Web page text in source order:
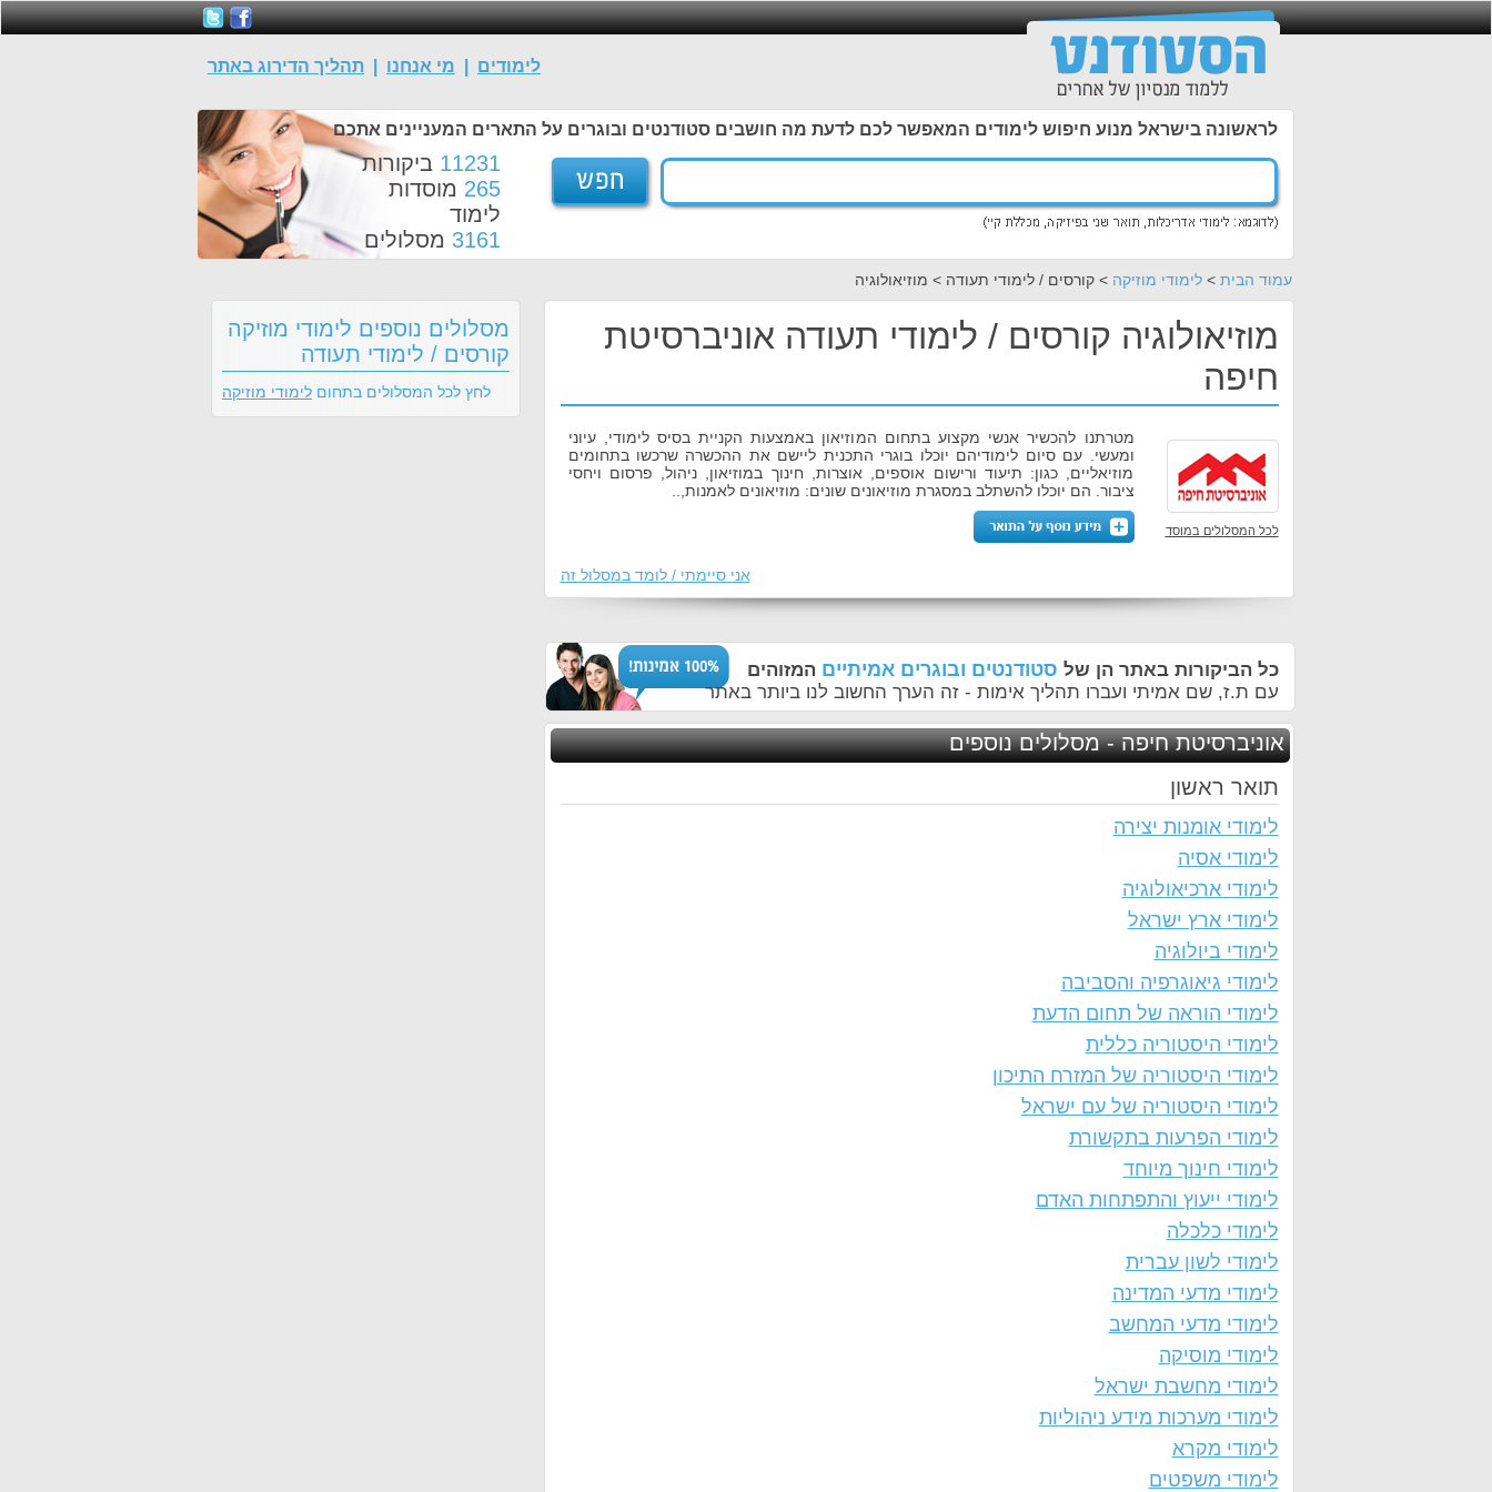
לימודים מי אנחנו תהליך הדירוג באתר
לראשונה בישראל מנוע חיפוש לימודים המאפשר לכם לדעת מה חושבים סטודנטים ובוגרים על התארים המעניינים אתכם
11231 ביקורות
265 מוסדות
לימוד
3161 מסלולים
עמוד הבית >לימודי מוזיקה > קורסים / לימודי תעודה > מוזיאולוגיה
מוזיאולוגיה קורסים / לימודי תעודה אוניברסיטת
חיפה
לכל המסלולים במוסד
מטרתנו להכשיר אנשי מקצוע בתחום המוזיאון באמצעות הקניית בסיס לימודי, עיוני
ומעשי. עם סיום לימודיהם יוכלו בוגרי התכנית ליישם את ההכשרה שרכשו בתחומים
מוזיאליים, כגון: תיעוד ורישום אוספים, אוצרות, חינוך במוזיאון, ניהול, פרסום ויחסי
ציבור. הם יוכלו להשתלב במסגרת מוזיאונים שונים: מוזיאונים לאמנות,..
אני סיימתי / לומד במסלול זה
כל הביקורות באתר הן של סטודנטים ובוגרים אמיתיים המזוהים
עם ת.ז, שם אמיתי ועברו תהליך אימות - זה הערך החשוב לנו ביותר באתר
אוניברסיטת חיפה - מסלולים נוספים
תואר ראשון
לימודי אומנות יצירה
לימודי אסיה
לימודי ארכיאולוגיה
לימודי ארץ ישראל
לימודי ביולוגיה
לימודי גיאוגרפיה והסביבה
לימודי הוראה של תחום הדעת
לימודי היסטוריה כללית
לימודי היסטוריה של המזרח התיכון
לימודי היסטוריה של עם ישראל
לימודי הפרעות בתקשורת
לימודי חינוך מיוחד
לימודי ייעוץ והתפתחות האדם
לימודי כלכלה
לימודי לשון עברית
לימודי מדעי המדינה
לימודי מדעי המחשב
לימודי מוסיקה
לימודי מחשבת ישראל
לימודי מערכות מידע ניהוליות
לימודי מקרא
לימודי משפטים
מסלולים נוספים לימודי מוזיקה
קורסים / לימודי תעודה
לחץ לכל המסלולים בתחום לימודי מוזיקה